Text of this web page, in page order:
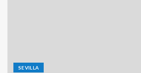
SEVILLA